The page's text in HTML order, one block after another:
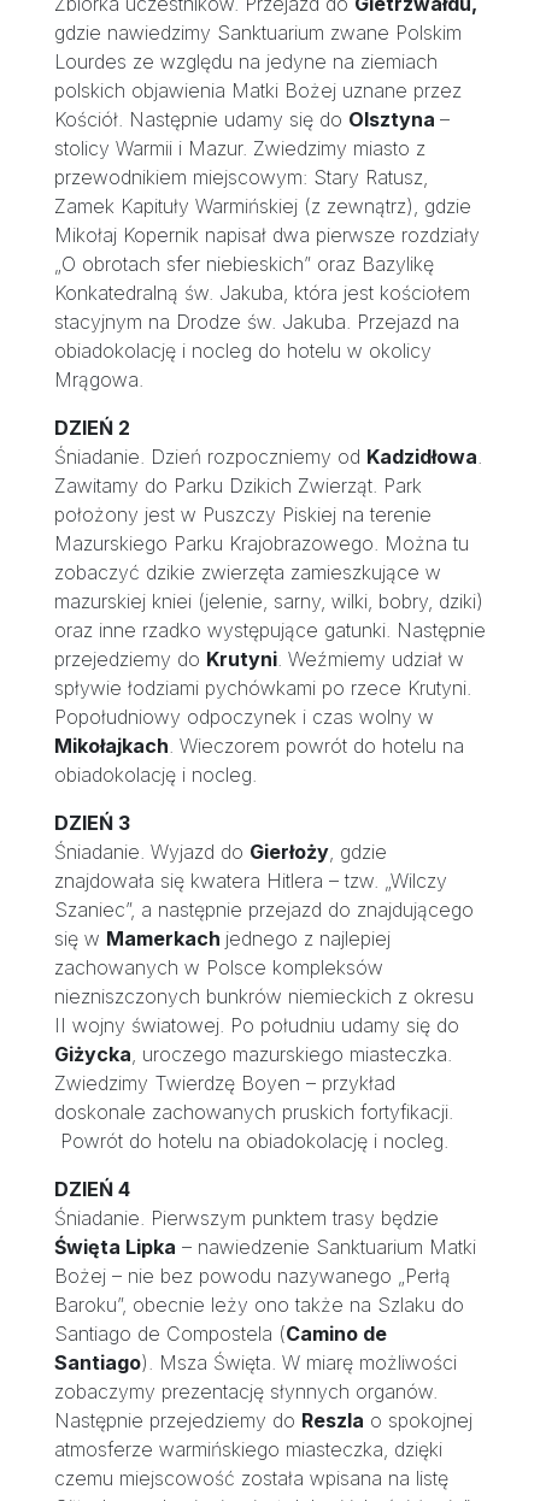
gdzie nawiedzimy Sanktuarium zwane Polskim
Lourdes ze względu na jedyne na ziemiach
polskich objawienia Matki Bożej uznane przez
Kościół. Następnie udamy się do Olsztyna –
stolicy Warmii i Mazur. Zwiedzimy miasto z
przewodnikiem miejscowym: Stary Ratusz,
Zamek Kapituły Warmińskiej (z zewnątrz), gdzie
Mikołaj Kopernik napisał dwa pierwsze rozdziały
„O obrotach sfer niebieskich” oraz Bazylikę
Konkatedralną św. Jakuba, która jest kościołem
stacyjnym na Drodze św. Jakuba. Przejazd na
obiadokolację i nocleg do hotelu w okolicy
Mrągowa.
DZIEŃ 2
Śniadanie. Dzień rozpoczniemy od Kadzidłowa.
Zawitamy do Parku Dzikich Zwierząt. Park
położony jest w Puszczy Piskiej na terenie
Mazurskiego Parku Krajobrazowego. Można tu
zobaczyć dzikie zwierzęta zamieszkujące w
mazurskiej kniei (jelenie, sarny, wilki, bobry, dziki)
oraz inne rzadko występujące gatunki. Następnie
przejedziemy do Krutyni. Weźmiemy udział w
spływie łodziami pychówkami po rzece Krutyni.
Popołudniowy odpoczynek i czas wolny w
Mikołajkach. Wieczorem powrót do hotelu na
obiadokolację i nocleg.
DZIEŃ 3
Śniadanie. Wyjazd do Gierłoży, gdzie
znajdowała się kwatera Hitlera – tzw. „Wilczy
Szaniec”, a następnie przejazd do znajdującego
się w Mamerkach jednego z najlepiej
zachowanych w Polsce kompleksów
niezniszczonych bunkrów niemieckich z okresu
II wojny światowej. Po południu udamy się do
Giżycka, uroczego mazurskiego miasteczka.
Zwiedzimy Twierdzę Boyen – przykład
doskonale zachowanych pruskich fortyfikacji.
Powrót do hotelu na obiadokolację i nocleg.
DZIEŃ 4
Śniadanie. Pierwszym punktem trasy będzie
Święta Lipka – nawiedzenie Sanktuarium Matki
Bożej – nie bez powodu nazywanego „Perłą
Baroku”, obecnie leży ono także na Szlaku do
Santiago de Compostela (Camino de
Santiago). Msza Święta. W miarę możliwości
zobaczymy prezentację słynnych organów.
Następnie przejedziemy do Reszla o spokojnej
atmosferze warmińskiego miasteczka, dzięki
czemu miejscowość została wpisana na listę